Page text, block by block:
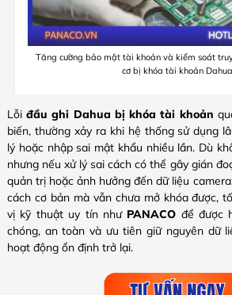
Tăng cường bảo mật tài khoản và kiểm soát
cơ bị khóa tài khoản Dahua
Lỗiđầu ghi Dahua bị khóa tài khoản
biến, thường xảy ra khi hệ thống sử dụng
lý hoặc nhập sai mật khẩu nhiều lần. Dù
nhưng nếu xử lý sai cách có thể gây gián
quản trị hoặc ảnh hưởng đến dữ liệu
cách cơ bản mà vẫn chưa mở khóa được,
vị kỹ thuật uy tín như PANACO để được
chóng, an toàn và ưu tiên giữ nguyên dữ
hoạt động ổn định trở lại.